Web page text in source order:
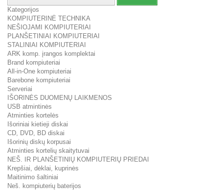
Kategorijos
KOMPIUTERINĖ TECHNIKA
NEŠIOJAMI KOMPIUTERIAI
PLANŠETINIAI KOMPIUTERIAI
STALINIAI KOMPIUTERIAI
ARK komp. įrangos komplektai
Brand kompiuteriai
All-in-One kompiuteriai
Barebone kompiuteriai
Serveriai
IŠORINĖS DUOMENŲ LAIKMENOS
USB atmintinės
Atminties kortelės
Išoriniai kietieji diskai
CD, DVD, BD diskai
Išorinių diskų korpusai
Atminties kortelių skaitytuvai
NEŠ. IR PLANŠETINIŲ KOMPIUTERIŲ PRIEDAI
Krepšiai, dėklai, kuprinės
Maitinimo šaltiniai
Neš. kompiuterių baterijos